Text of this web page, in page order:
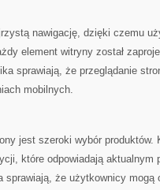
nawigację, dzięki czemu
element witryny został
sprawiają, że przeglądanie
mobilnych.
jest szeroki wybór produktów.
które odpowiadają aktualnym
sprawiają, że użytkownicy mogą